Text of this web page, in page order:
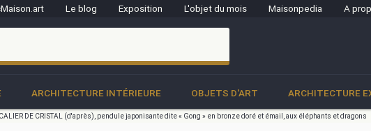
Le blog Exposition L'objet du mois Maisonpedia A
ARCHITECTURE INTÉRIEURE OBJETS D'ART ARCHITECTURE
DE CRISTAL (d'après), pendule japonisante dite « Gong » en bronze doré et émail, aux éléphants et dragons